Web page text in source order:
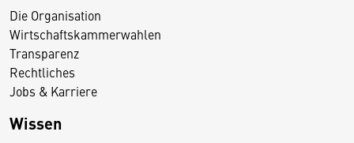
Die Organisation
Wirtschaftskammerwahlen
Transparenz
Rechtliches
Jobs & Karriere
Wissen